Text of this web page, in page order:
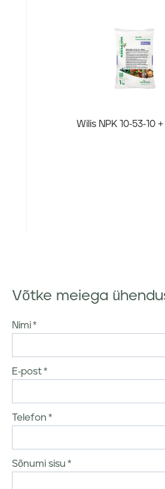
Wilis NPK 10-53-10
Võtke meiega
Nimi
E-post
Telefon
Sõnumi sisu